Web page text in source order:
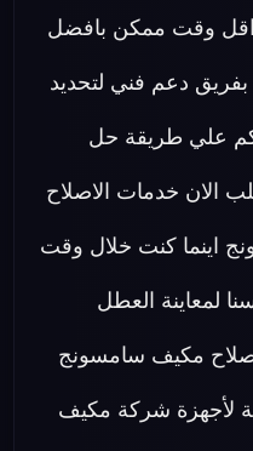
اقل وقت ممكن بافضل
بفريق دعم فني لتحديد
علي طريقة حل
الان خدمات الاصلاح
اينما كنت خلال وقت
لمعاينة العطل
مكيف سامسونج
لأجهزة شركة مكيف